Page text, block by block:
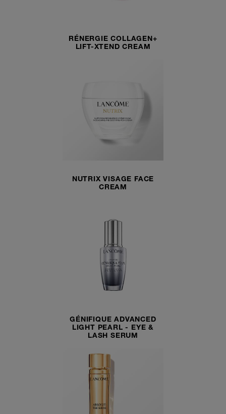
RÉNERGIE COLLAGEN+
LIFT-XTEND CREAM
NUTRIX VISAGE FACE
CREAM
GÉNIFIQUE ADVANCED
LIGHT PEARL - EYE &
LASH SERUM